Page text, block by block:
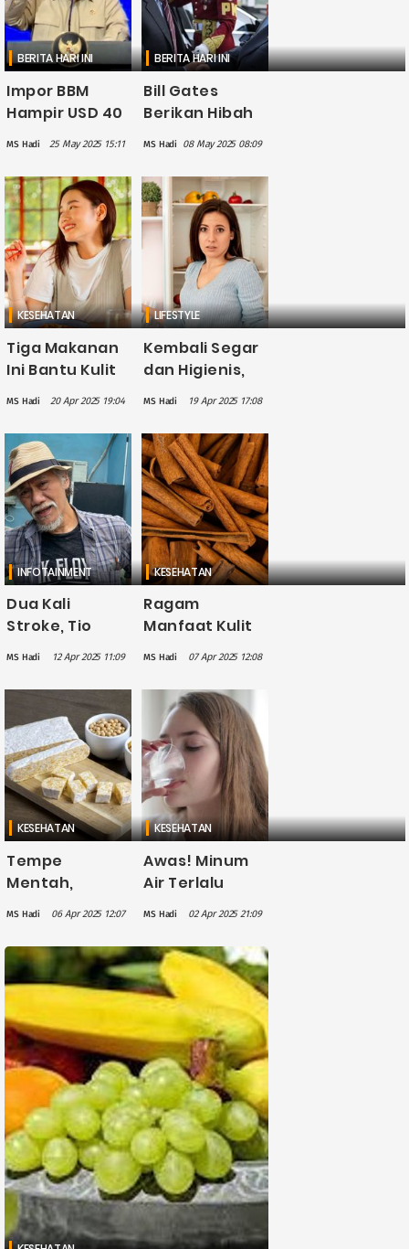
BERITA HARI INI
Impor BBM
Hampir USD 40
M Tiap Tahun,
Prabowo:
Seharusnya
Bisa
Digunakan
untuk
Pendidikan,
Kesehatan
MS Hadi 25 May 2025 15:11
BERITA HARI INI
Bill Gates
Berikan Hibah
Rp 2,5 Triliun ke
Indonesia,
Sebagian
Besar untuk
Kesehatan
MS Hadi 08 May 2025 08:09
KESEHATAN
Tiga Makanan
Ini Bantu Kulit
Cerah dan
Awet Muda
MS Hadi 20 Apr 2025 19:04
LIFESTYLE
Kembali Segar
dan Higienis,
Ini Cara Efektif
Mengilangkan
Bau Amis di
Kulkas
MS Hadi 19 Apr 2025 17:08
INFOTAINMENT
Dua Kali
Stroke, Tio
Pakusadewo
Ubah Gaya
Hidup dan
Lebih Dekat
dengan Tuhan
MS Hadi 12 Apr 2025 11:09
KESEHATAN
Ragam
Manfaat Kulit
Kayu Manis
Kesehatan,
Salah Satunya
Kaya
Antioksidan
MS Hadi 07 Apr 2025 12:08
KESEHATAN
Tempe
Mentah,
Sumber Nutrisi
Alami yang
Kaya Manfaat
MS Hadi 06 Apr 2025 12:07
KESEHATAN
Awas! Minum
Air Terlalu
Banyak dalam
Waktu Singkat
Bisa
Berbahaya
untuk
Kesehatan
MS Hadi 02 Apr 2025 21:09